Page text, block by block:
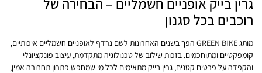
רוכבים בכל סגנון
מותג GREEN BIKE הפך בשנים האחרונות לשם נרדף לאופניים חשמליים איכותיים,
קומפקטיים ומתוחכמים. בזכות שילוב של טכנולוגיה מתקדמת, עיצוב פונקציונלי
והקפדה על פרטים קטנים, גרין בייק מתאימים לכל מי שמחפש פתרון תחבורה אמין,